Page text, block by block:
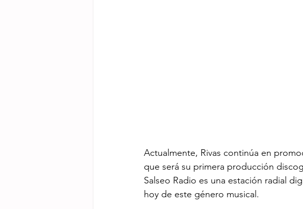
Actualmente, Rivas continúa en
que será su primera producción
Salseo Radio es una estación radial
hoy de este género musical.